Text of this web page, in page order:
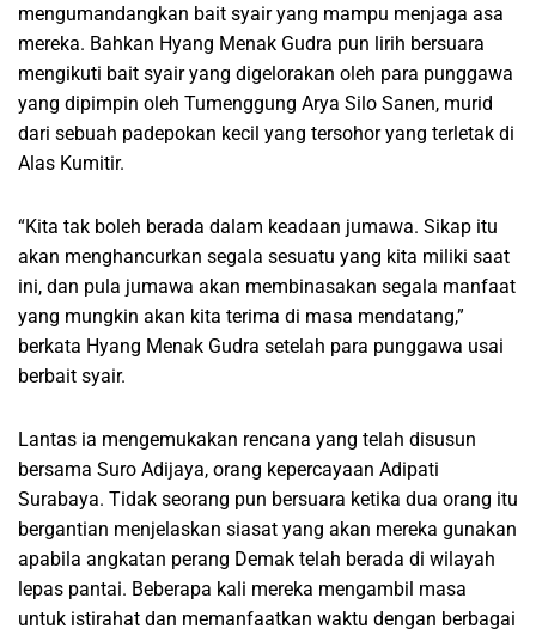
mengumandangkan bait syair yang mampu menjaga asa
mereka. Bahkan Hyang Menak Gudra pun lirih bersuara
mengikuti bait syair yang digelorakan oleh para punggawa
yang dipimpin oleh Tumenggung Arya Silo Sanen, murid
dari sebuah padepokan kecil yang tersohor yang terletak di
Alas Kumitir.
“Kita tak boleh berada dalam keadaan jumawa. Sikap itu
akan menghancurkan segala sesuatu yang kita miliki saat
ini, dan pula jumawa akan membinasakan segala manfaat
yang mungkin akan kita terima di masa mendatang,”
berkata Hyang Menak Gudra setelah para punggawa usai
berbait syair.
Lantas ia mengemukakan rencana yang telah disusun
bersama Suro Adijaya, orang kepercayaan Adipati
Surabaya. Tidak seorang pun bersuara ketika dua orang itu
bergantian menjelaskan siasat yang akan mereka gunakan
apabila angkatan perang Demak telah berada di wilayah
lepas pantai. Beberapa kali mereka mengambil masa
untuk istirahat dan memanfaatkan waktu dengan berbagai